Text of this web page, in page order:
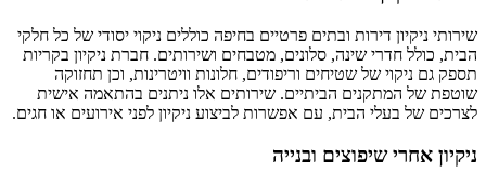
שירותי ניקיון דירות ובתים פרטיים בחיפה כוללים ניקוי יסודי של כל חלקי
הבית, כולל חדרי שינה, סלונים, מטבחים ושירותים. חברת ניקיון בקריות
תספק גם ניקוי של שטיחים וריפודים, חלונות וויטרינות, וכן תחזוקה
שוטפת של המתקנים הביתיים. שירותים אלו ניתנים בהתאמה אישית
לצרכים של בעלי הבית, עם אפשרות לביצוע ניקיון לפני אירועים או חגים.
ניקיון אחרי שיפוצים ובנייה